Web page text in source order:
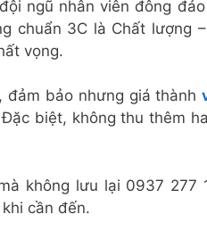
ngũ nhân viên đông
chuẩn 3C là Chất lượng
vọng.
đảm bảo nhưng giá thành
biệt, không thu thêm
không lưu lại 0937
cần đến.